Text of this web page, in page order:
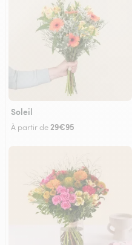
Soleil
À partir de 29€95